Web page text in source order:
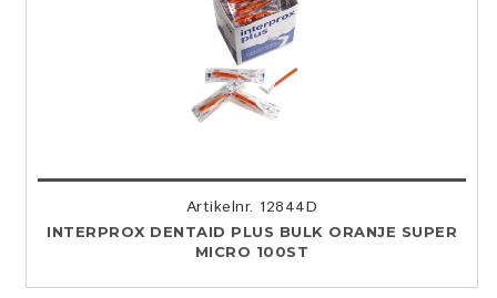
Artikelnr. 12844D
INTERPROX DENTAID PLUS BULK ORANJE SUPER
MICRO 100ST